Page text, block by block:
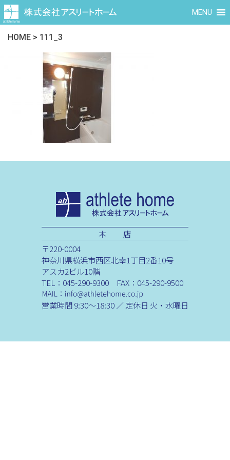
MENU
HOME > 111_3
本 店
〒220-0004
神奈川県横浜市西区北幸1丁目2番10号
アスカ2ビル10階
TEL：045-290-9300 FAX：045-290-9500
営業時間 9:30～18:30 ／ 定休日 火・水曜日